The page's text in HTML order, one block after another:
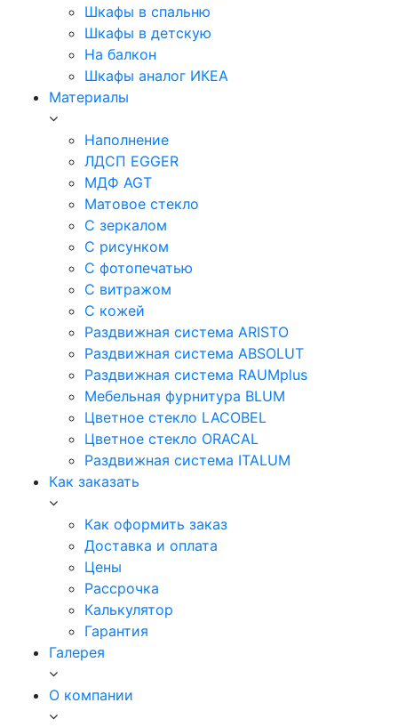
Шкафы в спальню
Шкафы в детскую
На балкон
Шкафы аналог ИКЕА
Материалы
Наполнение
ЛДСП EGGER
МДФ AGT
Матовое стекло
С зеркалом
С рисунком
С фотопечатью
С витражом
С кожей
Раздвижная система ARISTO
Раздвижная система ABSOLUT
Раздвижная система RAUMplus
Мебельная фурнитура BLUM
Цветное стекло LACOBEL
Цветное стекло ORACAL
Раздвижная система ITALUM
Как заказать
Как оформить заказ
Доставка и оплата
Цены
Рассрочка
Калькулятор
Гарантия
Галерея
О компании